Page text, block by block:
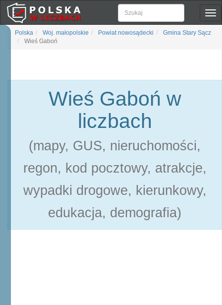
Polska Woj. małopolskie Powiat nowosądecki
Gmina Stary Sącz
Wieś Gaboń
Wieś Gaboń w
liczbach
(mapy, GUS, nieruchomości,
regon, kod pocztowy, atrakcje,
wypadki drogowe, kierunkowy,
edukacja, demografia)